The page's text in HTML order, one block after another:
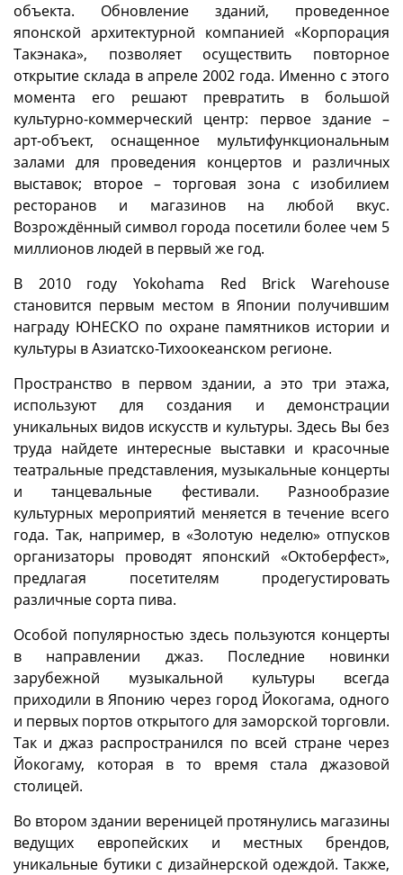
объекта. Обновление зданий, проведенное
японской архитектурной компанией «Корпорация
Такэнака», позволяет осуществить повторное
открытие склада в апреле 2002 года. Именно с этого
момента его решают превратить в большой
культурно-коммерческий центр: первое здание –
арт-объект, оснащенное мультифункциональным
залами для проведения концертов и различных
выставок; второе – торговая зона с изобилием
ресторанов и магазинов на любой вкус.
Возрождённый символ города посетили более чем 5
миллионов людей в первый же год.
В 2010 году Yokohama Red Brick Warehouse
становится первым местом в Японии получившим
награду ЮНЕСКО по охране памятников истории и
культуры в Азиатско-Тихоокеанском регионе.
Пространство в первом здании, а это три этажа,
используют для создания и демонстрации
уникальных видов искусств и культуры. Здесь Вы без
труда найдете интересные выставки и красочные
театральные представления, музыкальные концерты
и танцевальные фестивали. Разнообразие
культурных мероприятий меняется в течение всего
года. Так, например, в «Золотую неделю» отпусков
организаторы проводят японский «Октоберфест»,
предлагая посетителям продегустировать
различные сорта пива.
Особой популярностью здесь пользуются концерты
в направлении джаз. Последние новинки
зарубежной музыкальной культуры всегда
приходили в Японию через город Йокогама, одного
и первых портов открытого для заморской торговли.
Так и джаз распространился по всей стране через
Йокогаму, которая в то время стала джазовой
столицей.
Во втором здании вереницей протянулись магазины
ведущих европейских и местных брендов,
уникальные бутики с дизайнерской одеждой. Также,